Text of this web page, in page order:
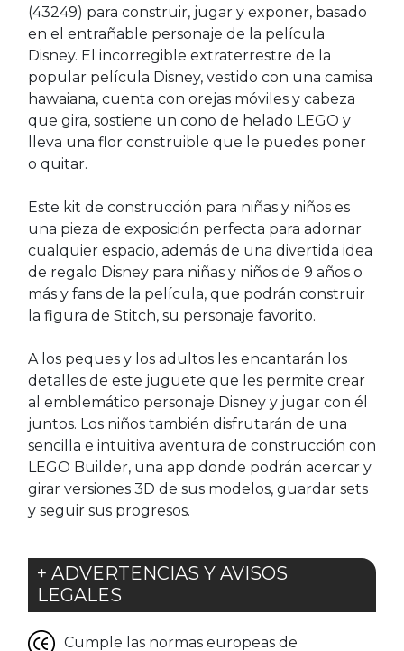
(43249) para construir, jugar y exponer, basado
en el entrañable personaje de la película
Disney. El incorregible extraterrestre de la
popular película Disney, vestido con una camisa
hawaiana, cuenta con orejas móviles y cabeza
que gira, sostiene un cono de helado LEGO y
lleva una flor construible que le puedes poner
o quitar.
Este kit de construcción para niñas y niños es
una pieza de exposición perfecta para adornar
cualquier espacio, además de una divertida idea
de regalo Disney para niñas y niños de 9 años o
más y fans de la película, que podrán construir
la figura de Stitch, su personaje favorito.
A los peques y los adultos les encantarán los
detalles de este juguete que les permite crear
al emblemático personaje Disney y jugar con él
juntos. Los niños también disfrutarán de una
sencilla e intuitiva aventura de construcción con
LEGO Builder, una app donde podrán acercar y
girar versiones 3D de sus modelos, guardar sets
y seguir sus progresos.
+ ADVERTENCIAS Y AVISOS
LEGALES
Cumple las normas europeas de